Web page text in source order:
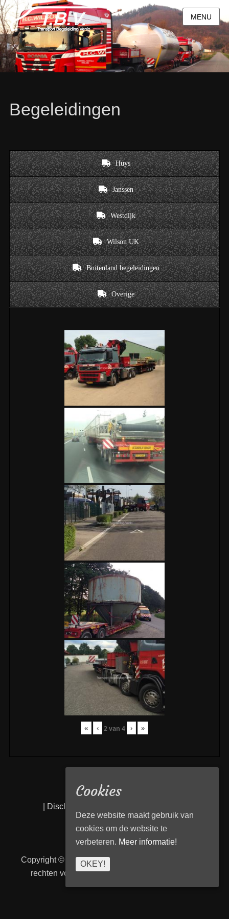
MENU
Begeleidingen
Huys
Janssen
Westdijk
Wilson UK
Buitenland begeleidingen
Overige
« ‹ 2van 4 › »
Disclaimer
Copyright © 2026Transport Begeleiding Venlo
rechten voorbehouden. | TBVenlo door
Cookies
Deze website maakt gebruik van
cookies om de website te
verbeteren. Meer informatie!
OKEY!